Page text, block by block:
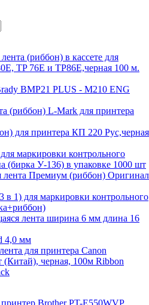
(риббон) в кассете для
TP 76E и TP86E,черная 100 м.
BMP21 PLUS - M210 ENG
(риббон) L-Mark для принтера
для принтера КП 220 Рус,черная
маркировки контрольного
(бирка У-136) в упаковке 1000 шт
лента Премиум (риббон) Оригинал
1) для маркировки контрольного
лента ширина 6 мм длина 16
4,0 мм
для принтера Canon
черная, 100м Ribbon